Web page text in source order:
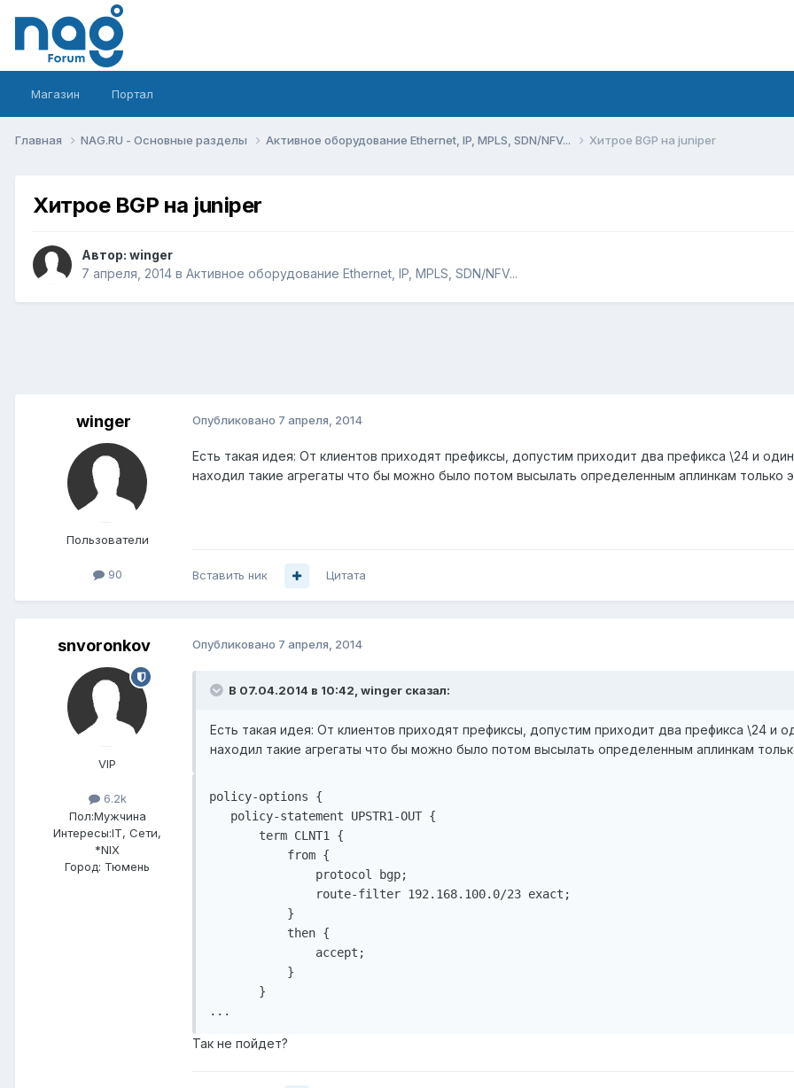
Магазин Портал
Главная NAG.RU - Основные разделы Активное оборудование Ethernet, IP, MPLS, SDN/NFV... Хитрое BGP на juniper
Хитрое BGP на juniper
Автор: winger
7 апреля, 2014 в Активное оборудование Ethernet, IP, MPLS, SDN/NFV...
winger
Пользователи
90
Опубликовано 7 апреля, 2014
Есть такая идея: От клиентов приходят префиксы, допустим приходит два префикса \24 и
находил такие агрегаты что бы можно было потом высылать определенным аплинкам только
Вставить ник Цитата
snvoronkov
VIP
6.2k
Пол:Мужчина
Интересы:IT, Сети,
*NIX
Город: Тюмень
Опубликовано 7 апреля, 2014
В 07.04.2014 в 10:42, winger сказал:
Есть такая идея: От клиентов приходят префиксы, допустим приходит два префикса \24 и
находил такие агрегаты что бы можно было потом высылать определенным аплинкам
policy-options {
   policy-statement UPSTR1-OUT {
       term CLNT1 {
           from {
               protocol bgp;
               route-filter 192.168.100.0/23 exact;
           }
           then {
               accept;
           }
       }
Так не пойдет?